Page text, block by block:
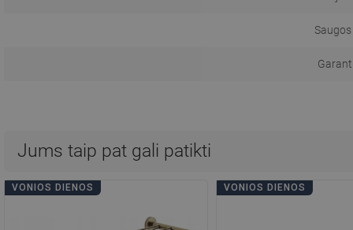
Jums taip pat gali patikti
VONIOS DIENOS VONIOS DIENOS